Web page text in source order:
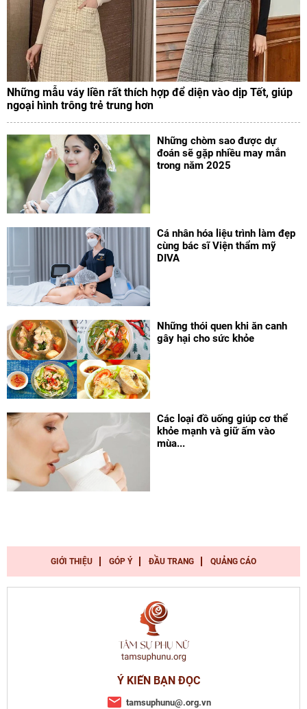
Những mẫu váy liền rất thích hợp để diện vào dịp Tết, giúp
ngoại hình trông trẻ trung hơn
Những chòm sao được dự
đoán sẽ gặp nhiều may mắn
trong năm 2025
Cá nhân hóa liệu trình làm đẹp
cùng bác sĩ Viện thẩm mỹ
DIVA
Những thói quen khi ăn canh
gây hại cho sức khỏe
Các loại đồ uống giúp cơ thể
khỏe mạnh và giữ ấm vào
mùa...
GIỚI THIỆU GÓP Ý ĐẦU TRANG QUẢNG CÁO
Ý KIẾN BẠN ĐỌC
tamsuphunu@.org.vn